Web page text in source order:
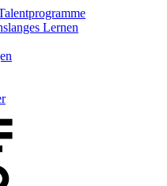
Lernen